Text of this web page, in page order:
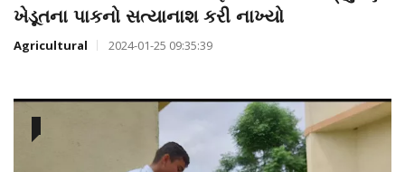
ખેડૂતના પાકનો સત્યાનાશ કરી નાખ્યો
Agricultural 2024-01-25 09:35:39